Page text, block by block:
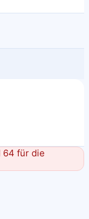
64 für die